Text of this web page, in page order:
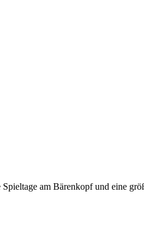
am Bärenkopf und eine